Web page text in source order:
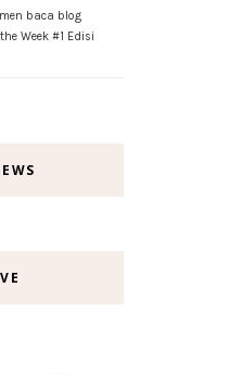
baca blog
Week #1 Edisi